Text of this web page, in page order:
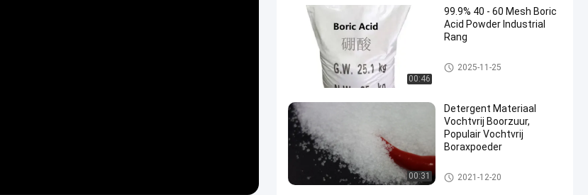
00:46
99.9% 40 - 60 Mesh Boric
Acid Powder Industrial
Rang
Borax Zuur Poeder
2025-11-25
00:31
Detergent Materiaal
Vochtvrij Boorzuur,
Populair Vochtvrij
Boraxpoeder
Borax Zuur Poeder
2021-12-20